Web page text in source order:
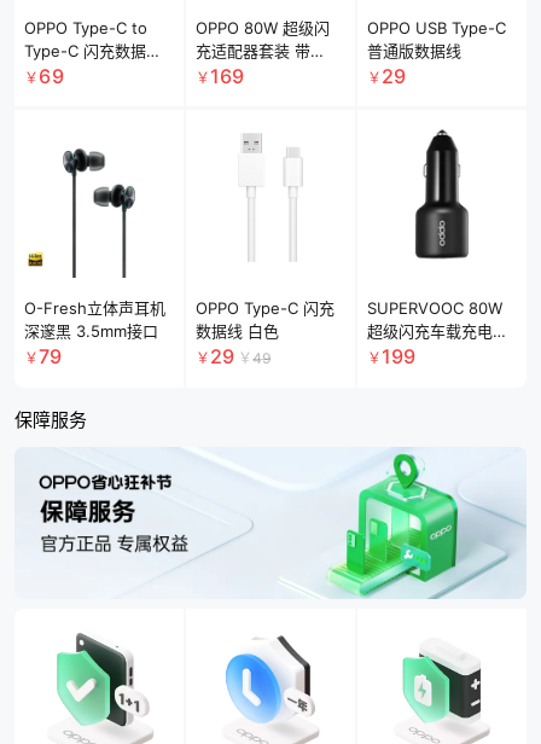
OPPO Type-C to
Type-C 闪充数据线
12A 1米 DL152 支持
￥ 69
OPPO 80W 超级闪
充适配器套装 带
USB-A to Type-C
￥ 169
OPPO USB Type-C
普通版数据线
￥ 29
O-Fresh立体声耳机
深邃黑 3.5mm接口
￥79
OPPO Type-C 闪充
数据线 白色
￥ 29 ￥49
SUPERVOOC 80W
超级闪充车载充电器
黑色
￥ 199
保障服务